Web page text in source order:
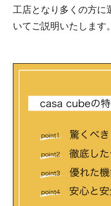
工店となり多くの方
いてご説明いたします。